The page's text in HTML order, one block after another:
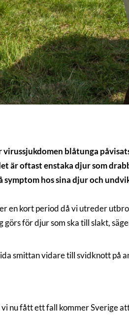
blåtunga
är oftast enstaka djur som
hos sina djur och
en kort period då vi utreder
för djur som ska till slakt,
smittan vidare till svidknott på
fått ett fall kommer Sverige